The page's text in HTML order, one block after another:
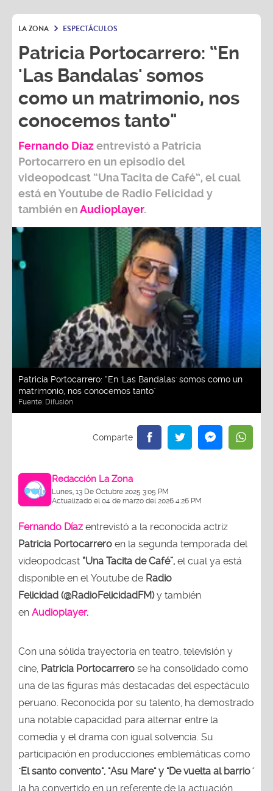
LA ZONA ESPECTÁCULOS
Patricia Portocarrero: “En
'Las Bandalas' somos
como un matrimonio, nos
conocemos tanto"
Fernando Díazentrevistó a Patricia
Portocarreroen un episodio del
videopodcast “Una Tacita de Café”, el cual
está en Youtube de Radio Felicidad y
también enAudioplayer.
Patricia Portocarrero: “En 'Las Bandalas' somos como un
matrimonio, nos conocemos tanto"
Fuente: Difusión
Redacción La Zona
Lunes, 13 De Octubre 2025 3:05 PM
Actualizado el 04 de marzo del 2026 4:26 PM
Fernando Díaz entrevistó a la reconocida actriz
Patricia Portocarrero en la segunda temporada del
videopodcast “Una Tacita de Café”, el cual ya está
disponible en el Youtube de Radio
Felicidad (@RadioFelicidadFM)y también
en Audioplayer.
Con una sólida trayectoria en teatro, televisión y
cine, Patricia Portocarrero se ha consolidado como
una de las figuras más destacadas del espectáculo
peruano. Reconocida por su talento, ha demostrado
una notable capacidad para alternar entre la
comedia y el drama con igual solvencia. Su
participación en producciones emblemáticas como
"El santo convento", "Asu Mare" y "De vuelta al barrio"
la ha convertido en un referente de la actuación